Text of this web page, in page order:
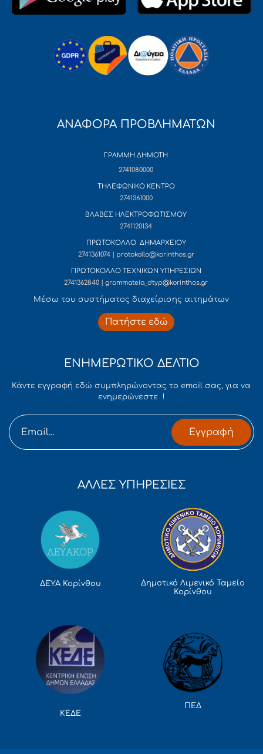
ΑΝΑΦΟΡΑ ΠΡΟΒΛΗΜΑΤΩΝ
ΓΡΑΜΜΗ ΔΗΜΟΤΗ
2741080000
ΤΗΛΕΦΩΝΙΚΟ ΚΕΝΤΡΟ
2741361000
ΒΛΑΒΕΣ ΗΛΕΚΤΡΟΦΩΤΙΣΜΟΥ
2741120134
ΠΡΩΤΟΚΟΛΛΟ ΔΗΜΑΡΧΕΙΟΥ
2741361074 | protokollo@korinthos.gr
ΠΡΩΤΟΚΟΛΛΟ ΤΕΧΝΙΚΩΝ ΥΠΗΡΕΣΙΩΝ
2741362840 | grammateia_dtyp@korinthos.gr
Mέσω του συστήματος διαχείρισης αιτημάτων
Πατήστε εδώ
ΕΝΗΜΕΡΩΤΙΚΟ ΔΕΛΤΙΟ
Κάντε εγγραφή εδώ συμπληρώνοντας το email σας, για να
ενημερώνεστε !
Εγγραφή
ΑΛΛΕΣ ΥΠΗΡΕΣΙΕΣ
ΔΕΥΑ Κορίνθου
Δημοτικό Λιμενικό Ταμείο
Κορίνθου
ΚΕΔΕ
ΠΕΔ